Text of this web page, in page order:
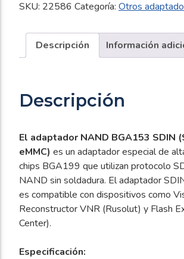
(Sandisk
cantidad
SKU: 22586 Categoría: Otros
Descripción Información
Descripción
El adaptador NAND BGA153 SDIN
eMMC) es un adaptador especial de
chips BGA199 que utilizan protocolo
NAND sin soldadura. El adaptador
es compatible con dispositivos como
Reconstructor VNR (Rusolut) y Flash
Center).
Especificación: